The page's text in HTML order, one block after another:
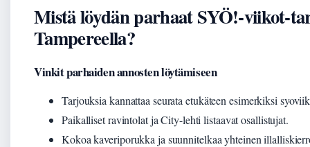
Mistä löydän parhaat SYÖ!-viikot-
Tampereella?
Vinkit parhaiden annosten löytämiseen
Tarjouksia kannattaa seurata etukäteen esimerkiksi
Paikalliset ravintolat ja City-lehti listaavat osallistujat.
Kokoa kaveriporukka ja suunnitelkaa yhteinen